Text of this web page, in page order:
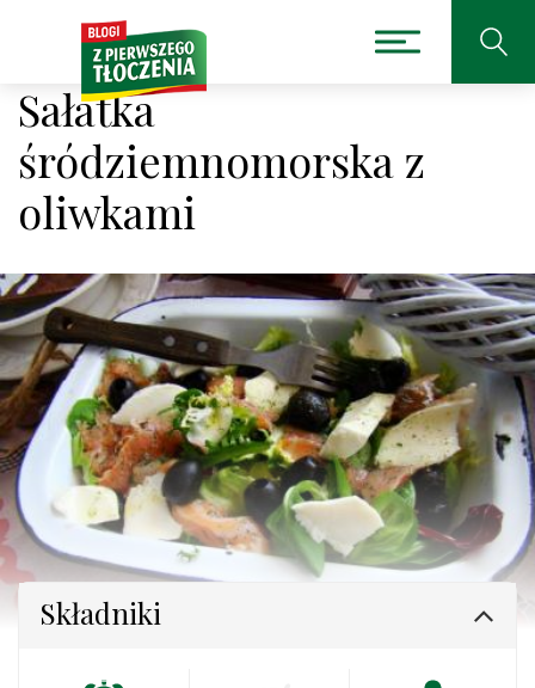
Sałatka
śródziemnomorska z
oliwkami
Składniki